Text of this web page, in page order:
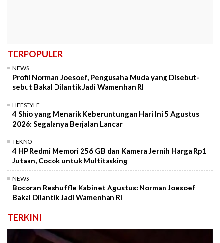
TERPOPULER
NEWS
Profil Norman Joesoef, Pengusaha Muda yang Disebut-
sebut Bakal Dilantik Jadi Wamenhan RI
LIFESTYLE
4 Shio yang Menarik Keberuntungan Hari Ini 5 Agustus
2026: Segalanya Berjalan Lancar
TEKNO
4 HP Redmi Memori 256 GB dan Kamera Jernih Harga Rp1
Jutaan, Cocok untuk Multitasking
NEWS
Bocoran Reshuffle Kabinet Agustus: Norman Joesoef
Bakal Dilantik Jadi Wamenhan RI
TERKINI